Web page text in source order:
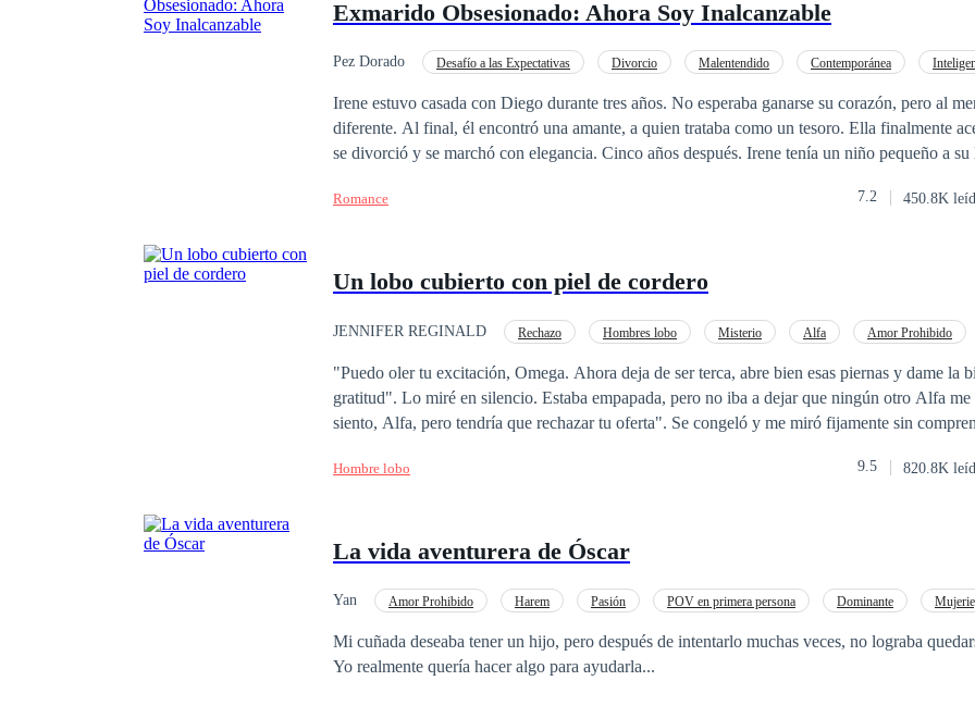
Exmarido Obsesionado: Ahora Soy Inalcanzable
Pez Dorado Desafío a las Expectativas Divorcio Malentendido Contemporánea
Irene estuvo casada con Diego durante tres años. No esperaba ganarse su corazón, pero al
diferente. Al final, él encontró una amante, a quien trataba como un tesoro. Ella finalmente
se divorció y se marchó con elegancia. Cinco años después. Irene tenía un niño pequeño a su lado.
Cinco años fueron suficientes para que Diego cambiara y se convirtiera en otra persona.
Romance 7.2 450.8K
Un lobo cubierto con piel de cordero
JENNIFER REGINALD Rechazo Hombres lobo Misterio Alfa
Amor Prohibido
"Puedo oler tu excitación, Omega. Ahora deja de ser terca, abre bien esas piernas y dame la
gratitud". Lo miré en silencio. Estaba empapada, pero no iba a dejar que ningún otro Alfa
siento, Alfa, pero tendría que rechazar tu oferta". Se congeló y me miró fijamente sin
algunos guerreros seleccionados son separados de la manada Titán para someterse a un
sexual hasta que son bendecidos con parejas. Yo era una de las esclavas que fueron
que me topé con el Alfa que se decía que era despiadado, y me pidió montarme. Rechacé
tuve el coraje de rechazarlo.
Hombre lobo 9.5 820.8K
La vida aventurera de Óscar
Yan Amor Prohibido Harem Pasión POV en primera persona Dominante
Mi cuñada deseaba tener un hijo, pero después de intentarlo muchas veces, no lograba
Yo realmente quería hacer algo para ayudarla...